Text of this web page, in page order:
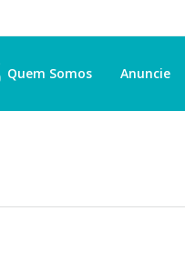
Quem Somos Anuncie